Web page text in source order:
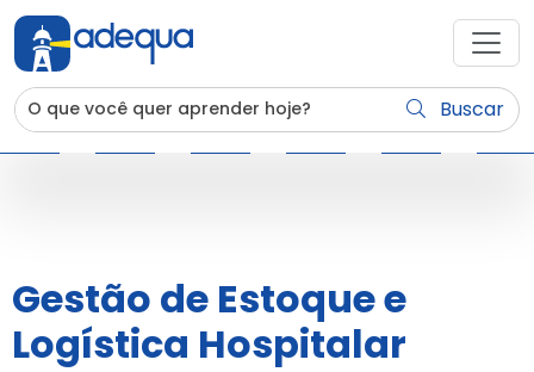
Buscar
Gestão de Estoque e
Logística Hospitalar